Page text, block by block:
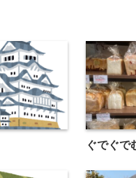
ぐでぐで